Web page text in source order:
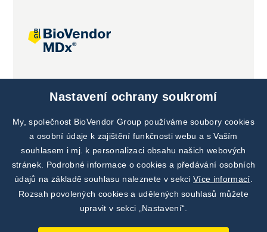
Nastavení ochrany soukromí
My, společnost BioVendor Group používáme soubory cookies
a osobní údaje k zajištění funkčnosti webu a s Vaším
souhlasem i mj. k personalizaci obsahu našich webových
stránek. Podrobné informace o cookies a předávání osobních
údajů na základě souhlasu naleznete v sekciVíce informací
Rozsah povolených cookies a udělených souhlasů můžete
upravit v sekci „Nastavení“.